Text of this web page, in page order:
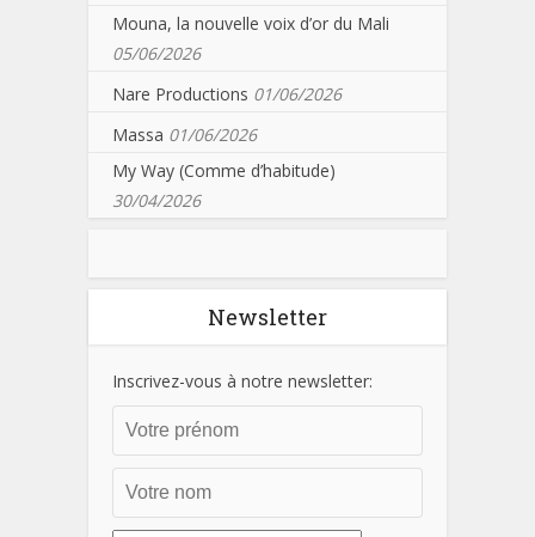
Mouna, la nouvelle voix d’or du Mali
05/06/2026
Nare Productions 01/06/2026
Massa 01/06/2026
My Way (Comme d’habitude)
30/04/2026
Newsletter
Inscrivez-vous à notre newsletter: